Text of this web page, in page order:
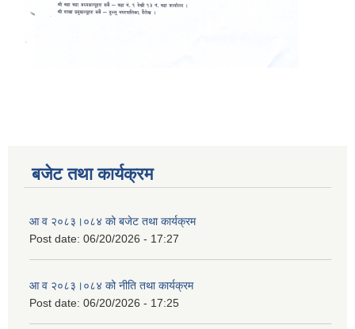
बजेट तथा कार्यक्रम
आ व २०८३।०८४ को बजेट तथा कार्यक्रम
Post date: 06/20/2026 - 17:27
आ व २०८३।०८४ को नीति तथा कार्यक्रम
Post date: 06/20/2026 - 17:25